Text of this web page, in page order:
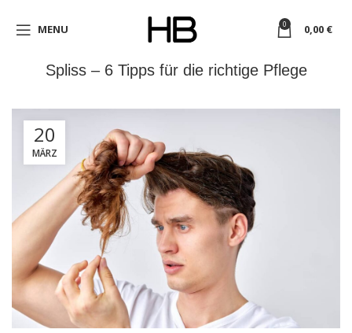
MENU 0 0,00 €
Spliss – 6 Tipps für die richtige Pflege
20
MÄRZ